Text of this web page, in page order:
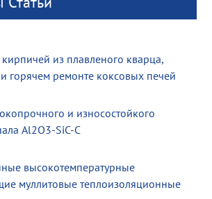
кирпичей из плавленого кварца,
горячем ремонте коксовых печей
и износостойкого
Al2O3-SiC-C
высокотемпературные
муллитовые теплоизоляционные